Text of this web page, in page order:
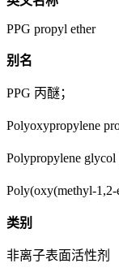
PPG propyl ether
别名
PPG 丙醚；
Polyoxypropylene
Polypropylene glycol
Poly(oxy(methyl-1,2-
类别
非离子表面活性剂